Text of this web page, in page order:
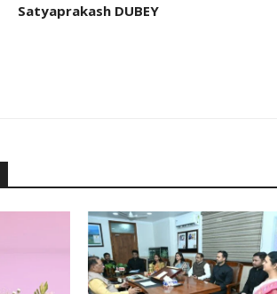
Satyaprakash DUBEY